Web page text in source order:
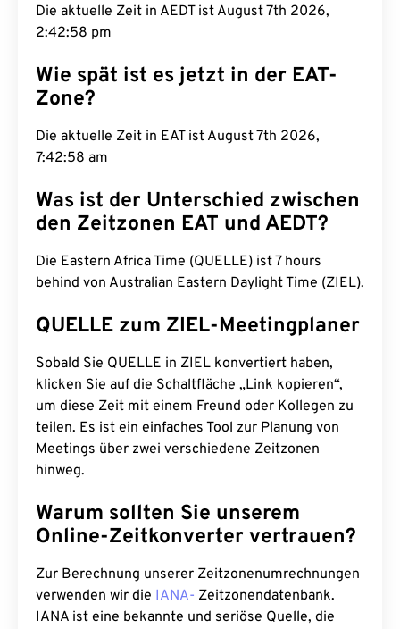
Die aktuelle Zeit in AEDT ist August 7th 2026,
2:42:59 pm
Wie spät ist es jetzt in der EAT-
Zone?
Die aktuelle Zeit in EAT ist August 7th 2026,
7:42:59 am
Was ist der Unterschied zwischen
den Zeitzonen EAT und AEDT?
Die Eastern Africa Time (QUELLE) ist 7 hours
behind von Australian Eastern Daylight Time (ZIEL).
QUELLE zum ZIEL-Meetingplaner
Sobald Sie QUELLE in ZIEL konvertiert haben,
klicken Sie auf die Schaltfläche „Link kopieren“,
um diese Zeit mit einem Freund oder Kollegen zu
teilen. Es ist ein einfaches Tool zur Planung von
Meetings über zwei verschiedene Zeitzonen
hinweg.
Warum sollten Sie unserem
Online-Zeitkonverter vertrauen?
Zur Berechnung unserer Zeitzonenumrechnungen
verwenden wir die IANA- Zeitzonendatenbank.
IANA ist eine bekannte und seriöse Quelle, die